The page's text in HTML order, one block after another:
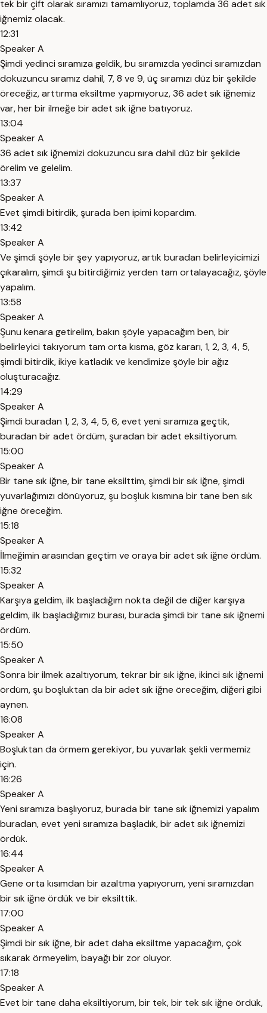
tek bir çift olarak sıramızı tamamlıyoruz, toplamda 36 adet sık
iğnemiz olacak.
12:31
Speaker A
Şimdi yedinci sıramıza geldik, bu sıramızda yedinci sıramızdan
dokuzuncu sıramız dahil, 7, 8 ve 9, üç sıramızı düz bir şekilde
öreceğiz, arttırma eksiltme yapmıyoruz, 36 adet sık iğnemiz
var, her bir ilmeğe bir adet sık iğne batıyoruz.
13:04
Speaker A
36 adet sık iğnemizi dokuzuncu sıra dahil düz bir şekilde
örelim ve gelelim.
13:37
Speaker A
Evet şimdi bitirdik, şurada ben ipimi kopardım.
13:42
Speaker A
Ve şimdi şöyle bir şey yapıyoruz, artık buradan belirleyicimizi
çıkaralım, şimdi şu bitirdiğimiz yerden tam ortalayacağız, şöyle
yapalım.
13:58
Speaker A
Şunu kenara getirelim, bakın şöyle yapacağım ben, bir
belirleyici takıyorum tam orta kısma, göz kararı, 1, 2, 3, 4, 5,
şimdi bitirdik, ikiye katladık ve kendimize şöyle bir ağız
oluşturacağız.
14:29
Speaker A
Şimdi buradan 1, 2, 3, 4, 5, 6, evet yeni sıramıza geçtik,
buradan bir adet ördüm, şuradan bir adet eksiltiyorum.
15:00
Speaker A
Bir tane sık iğne, bir tane eksilttim, şimdi bir sık iğne, şimdi
yuvarlağımızı dönüyoruz, şu boşluk kısmına bir tane ben sık
iğne öreceğim.
15:18
Speaker A
İlmeğimin arasından geçtim ve oraya bir adet sık iğne ördüm.
15:32
Speaker A
Karşıya geldim, ilk başladığım nokta değil de diğer karşıya
geldim, ilk başladığımız burası, burada şimdi bir tane sık iğnemi
ördüm.
15:50
Speaker A
Sonra bir ilmek azaltıyorum, tekrar bir sık iğne, ikinci sık iğnemi
ördüm, şu boşluktan da bir adet sık iğne öreceğim, diğeri gibi
aynen.
16:08
Speaker A
Boşluktan da örmem gerekiyor, bu yuvarlak şekli vermemiz
için.
16:26
Speaker A
Yeni sıramıza başlıyoruz, burada bir tane sık iğnemizi yapalım
buradan, evet yeni sıramıza başladık, bir adet sık iğnemizi
ördük.
16:44
Speaker A
Gene orta kısımdan bir azaltma yapıyorum, yeni sıramızdan
bir sık iğne ördük ve bir eksilttik.
17:00
Speaker A
Şimdi bir sık iğne, bir adet daha eksiltme yapacağım, çok
sıkarak örmeyelim, bayağı bir zor oluyor.
17:18
Speaker A
Evet bir tane daha eksiltiyorum, bir tek, bir tek sık iğne ördük,